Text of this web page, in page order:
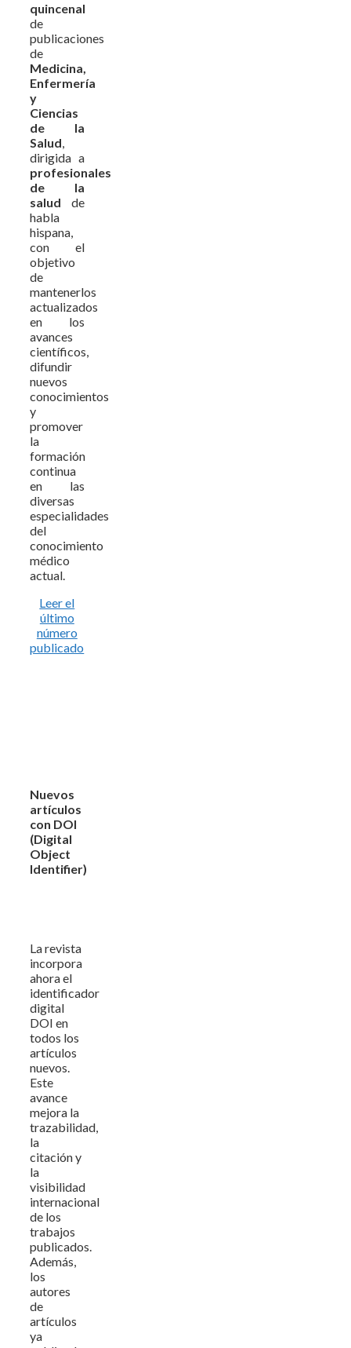
quincenal
de
publicaciones
de
Medicina,
Enfermería
y
Ciencias
de la
Salud
dirigida a
profesionales
de la
salud de
habla
hispana,
con el
objetivo
de
mantenerlos
actualizados
en los
avances
científicos,
difundir
nuevos
conocimientos
y
promover
la
formación
continua
en las
diversas
especialidades
del
conocimiento
médico
actual.
Leer el
último
número
publicado
Nuevos
artículos
con DOI
(Digital
Object
Identifier)
La revista
incorpora
ahora el
identificador
digital
DOI en
todos los
artículos
nuevos.
Este
avance
mejora la
trazabilidad,
la
citación y
la
visibilidad
internacional
de los
trabajos
publicados.
Además,
los
autores
de
artículos
ya